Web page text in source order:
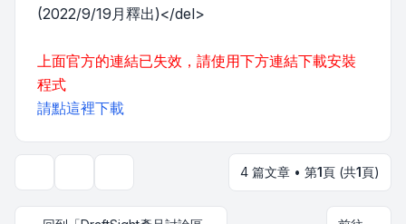
(2022/9/19月釋出)</del>
上面官方的連結已失效，請使用下方連結下載安裝
程式
請點這裡下載
4 篇文章 • 第1頁 (共1頁)